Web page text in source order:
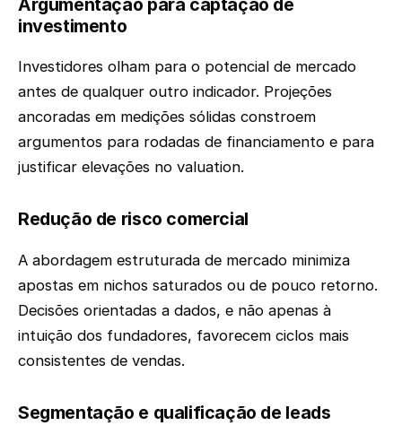
Argumentação para captação de
investimento
Investidores olham para o potencial de mercado
antes de qualquer outro indicador. Projeções
ancoradas em medições sólidas constroem
argumentos para rodadas de financiamento e para
justificar elevações no valuation.
Redução de risco comercial
A abordagem estruturada de mercado minimiza
apostas em nichos saturados ou de pouco retorno.
Decisões orientadas a dados, e não apenas à
intuição dos fundadores, favorecem ciclos mais
consistentes de vendas.
Segmentação e qualificação de leads